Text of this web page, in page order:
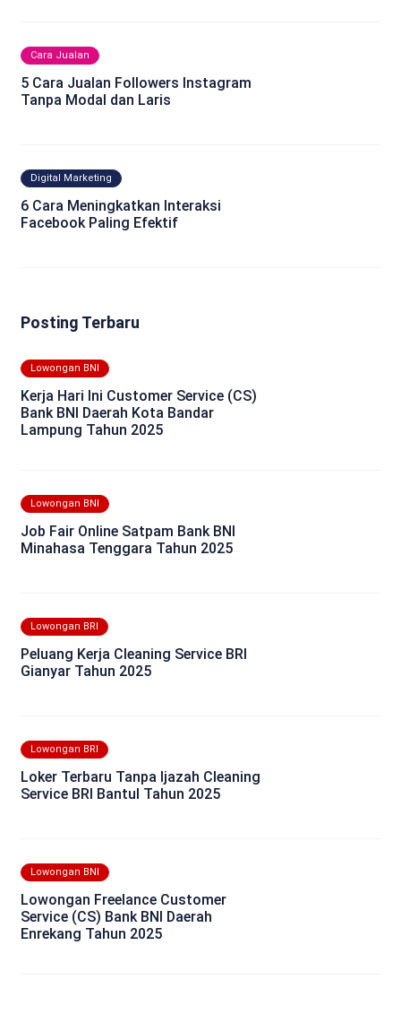
Cara Jualan
5 Cara Jualan Followers Instagram
Tanpa Modal dan Laris
Digital Marketing
6 Cara Meningkatkan Interaksi
Facebook Paling Efektif
Posting Terbaru
Lowongan BNI
Kerja Hari Ini Customer Service (CS)
Bank BNI Daerah Kota Bandar
Lampung Tahun 2025
Lowongan BNI
Job Fair Online Satpam Bank BNI
Minahasa Tenggara Tahun 2025
Lowongan BRI
Peluang Kerja Cleaning Service BRI
Gianyar Tahun 2025
Lowongan BRI
Loker Terbaru Tanpa Ijazah Cleaning
Service BRI Bantul Tahun 2025
Lowongan BNI
Lowongan Freelance Customer
Service (CS) Bank BNI Daerah
Enrekang Tahun 2025